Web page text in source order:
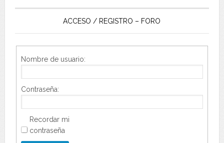
ACCESO / REGISTRO – FORO
Nombre de usuario:
Contraseña:
Recordar mi
contraseña